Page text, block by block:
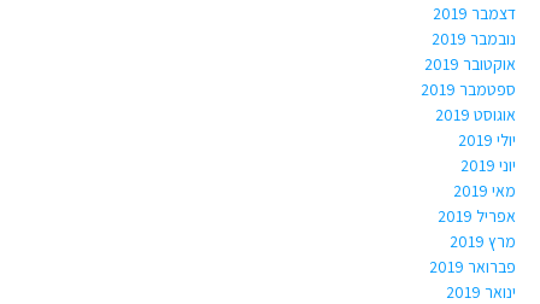
דצמבר 2019
נובמבר 2019
אוקטובר 2019
ספטמבר 2019
אוגוסט 2019
יולי 2019
יוני 2019
מאי 2019
אפריל 2019
מרץ 2019
פברואר 2019
ינואר 2019